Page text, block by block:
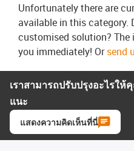
Unfortunately there are
available in this category.
customised solution?
you immediately! Orsend
เราสามารถปรับปรุงอะไรใ
แนะ
แสดงความคิดเห็นที่นี่